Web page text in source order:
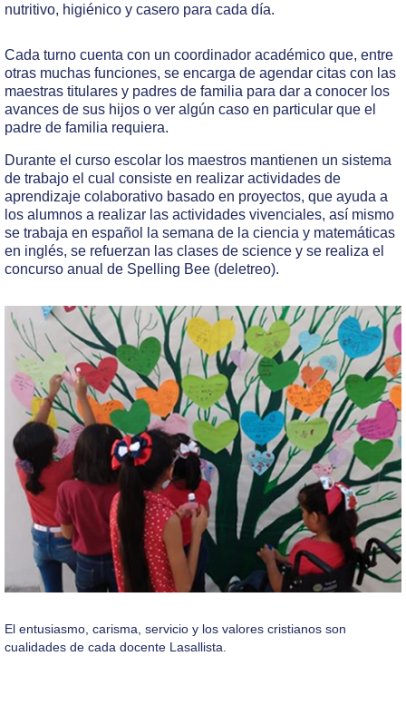
nutritivo, higiénico y casero para cada día.
Cada turno cuenta con un coordinador académico que, entre
otras muchas funciones, se encarga de agendar citas con las
maestras titulares y padres de familia para dar a conocer los
avances de sus hijos o ver algún caso en particular que el
padre de familia requiera.
Durante el curso escolar los maestros mantienen un sistema
de trabajo el cual consiste en realizar actividades de
aprendizaje colaborativo basado en proyectos, que ayuda a
los alumnos a realizar las actividades vivenciales, así mismo
se trabaja en español la semana de la ciencia y matemáticas
en inglés, se refuerzan las clases de science y se realiza el
concurso anual de Spelling Bee (deletreo).
El entusiasmo, carisma, servicio y los valores cristianos son
cualidades de cada docente Lasallista.